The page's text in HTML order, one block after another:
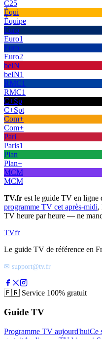
C25
Équi
Équipe
Euro
Euro1
Euro
Euro2
beIN
beIN1
RMC1
RMC1
C+Sp
C+Spt
Com+
Com+
Pari
Paris1
Plan
Plan+
MCM
MCM
TV.fr est le guide TV en ligne
programme TV cet après-midi,
TV heure par heure — ne
TVfr
Le guide TV de référence en
✉ support@tv.fr
🇫🇷 Service 100% gratuit
Guide TV
Programme TV aujourd'huiCe